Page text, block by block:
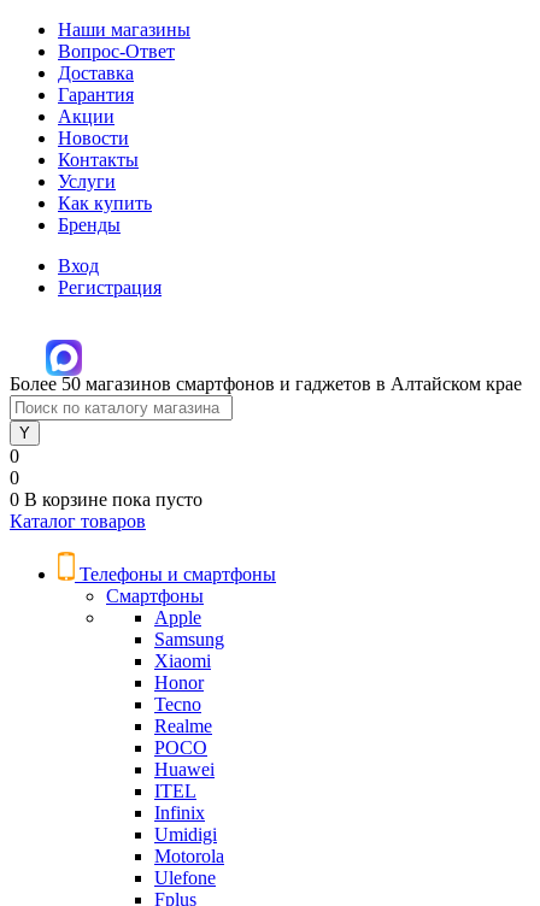
Наши магазины
Вопрос-Ответ
Доставка
Гарантия
Акции
Новости
Контакты
Услуги
Как купить
Бренды
Вход
Регистрация
Более 50 магазинов смартфонов и гаджетов в Алтайском крае
0
0
0 В корзине пока пусто
Каталог товаров
Телефоны и смартфоны
Смартфоны
Apple
Samsung
Xiaomi
Honor
Tecno
Realme
POCO
Huawei
ITEL
Infinix
Umidigi
Motorola
Ulefone
Fplus